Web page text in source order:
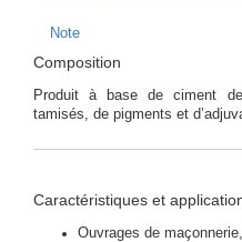
Note
Composition
Produit à base de ciment
tamisés, de pigments et
Caractéristiques et
Ouvrages de